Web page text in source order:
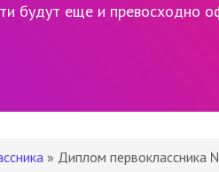
будут еще и превосходно
» Диплом первоклассника